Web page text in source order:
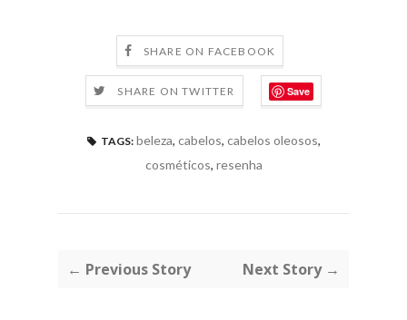
SHARE ON FACEBOOK
SHARE ON TWITTER Save
TAGS: beleza, cabelos, cabelos oleosos,
cosméticos, resenha
← Previous Story Next Story →